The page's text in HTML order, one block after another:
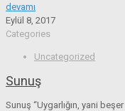
devamı
Eylül 8, 2017
Categories
Uncategorized
Sunuş
Sunuş “Uygarlığın, yani